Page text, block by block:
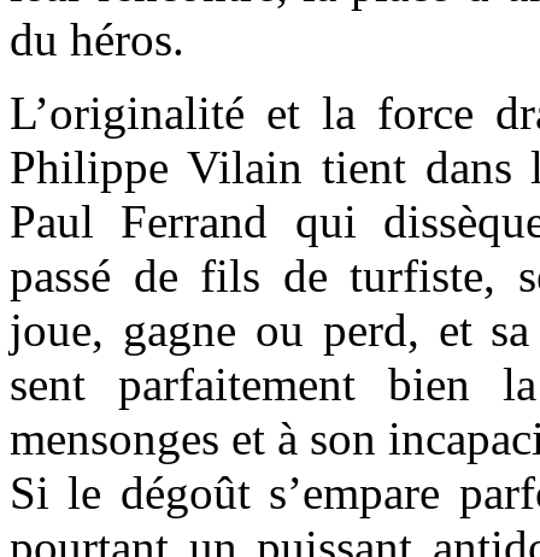
du héros.
L’originalité et la force
Philippe Vilain tient dans
Paul Ferrand qui
passé de fils de turfiste,
joue, gagne ou perd, et
sent parfaitement bien
mensonges et à son
Si le dégoût s’empare
pourtant un puissant